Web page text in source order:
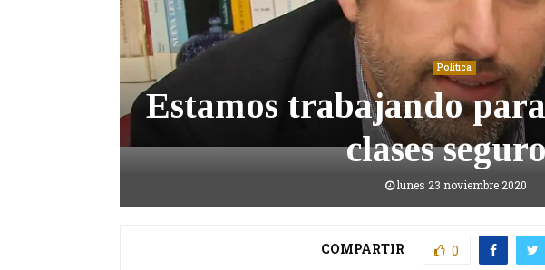
Política
Estamos trabajando
clases
lunes 23 noviembre 2020
COMPARTIR 0